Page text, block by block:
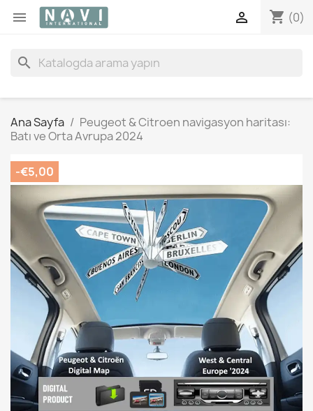
 shopping_cart (0)

search
Ana Sayfa
Peugeot & Citroen navigasyon haritası:
Batı ve Orta Avrupa 2024
-€5,00